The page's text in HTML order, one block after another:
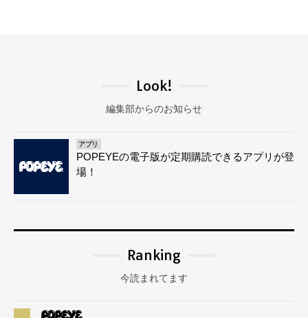
Look!
編集部からのお知らせ
アプリ
POPEYEの電子版が定期購読できるアプリが登
場！
Ranking
今読まれてます